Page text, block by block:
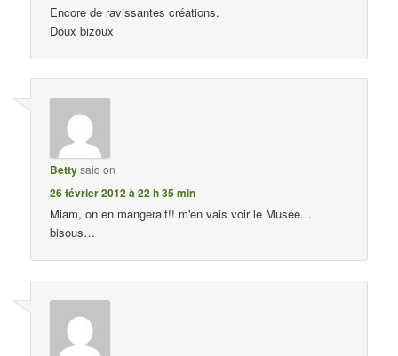
Encore de ravissantes créations.
Doux bizoux
Bettysaid on
26 février 2012 à 22 h 35 min
Miam, on en mangerait!! m'en vais voir le Musée…
bisous…